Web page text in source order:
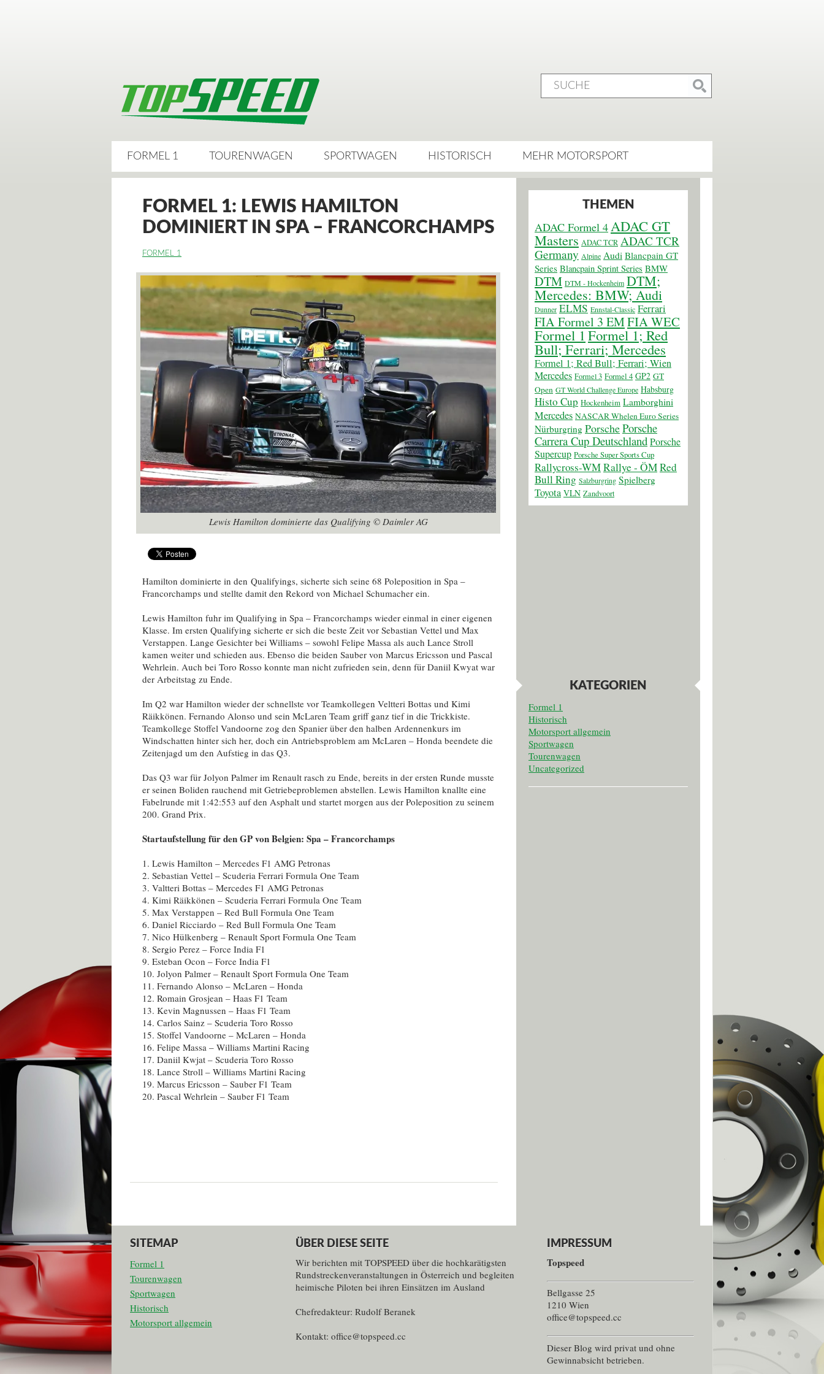
FORMEL 1 TOURENWAGEN SPORTWAGEN HISTORISCH MEHR MOTORSPORT
FORMEL 1: LEWIS HAMILTON
DOMINIERT IN SPA – FRANCORCHAMPS
FORMEL 1
Lewis Hamilton dominierte das Qualifying © Daimler AG
Hamilton dominierte in den Qualifyings, sicherte sich seine 68 Poleposition in Spa –
Francorchamps und stellte damit den Rekord von Michael Schumacher ein.
Lewis Hamilton fuhr im Qualifying in Spa – Francorchamps wieder einmal in einer eigenen
Klasse. Im ersten Qualifying sicherte er sich die beste Zeit vor Sebastian Vettel und Max
Verstappen. Lange Gesichter bei Williams – sowohl Felipe Massa als auch Lance Stroll
kamen weiter und schieden aus. Ebenso die beiden Sauber von Marcus Ericsson und Pascal
Wehrlein. Auch bei Toro Rosso konnte man nicht zufrieden sein, denn für Daniil Kwyat war
der Arbeitstag zu Ende.
Im Q2 war Hamilton wieder der schnellste vor Teamkollegen Veltteri Bottas und Kimi
Räikkönen. Fernando Alonso und sein McLaren Team griff ganz tief in die Trickkiste.
Teamkollege Stoffel Vandoorne zog den Spanier über den halben Ardennenkurs im
Windschatten hinter sich her, doch ein Antriebsproblem am McLaren – Honda beendete die
Zeitenjagd um den Aufstieg in das Q3.
Das Q3 war für Jolyon Palmer im Renault rasch zu Ende, bereits in der ersten Runde musste
er seinen Boliden rauchend mit Getriebeproblemen abstellen. Lewis Hamilton knallte eine
Fabelrunde mit 1:42:553 auf den Asphalt und startet morgen aus der Poleposition zu seinem
200. Grand Prix.
Startaufstellung für den GP von Belgien: Spa – Francorchamps
1. Lewis Hamilton – Mercedes F1 AMG Petronas
2. Sebastian Vettel – Scuderia Ferrari Formula One Team
3. Valtteri Bottas – Mercedes F1 AMG Petronas
4. Kimi Räikkönen – Scuderia Ferrari Formula One Team
5. Max Verstappen – Red Bull Formula One Team
6. Daniel Ricciardo – Red Bull Formula One Team
7. Nico Hülkenberg – Renault Sport Formula One Team
8. Sergio Perez – Force India F1
9. Esteban Ocon – Force India F1
10. Jolyon Palmer – Renault Sport Formula One Team
11. Fernando Alonso – McLaren – Honda
12. Romain Grosjean – Haas F1 Team
13. Kevin Magnussen – Haas F1 Team
14. Carlos Sainz – Scuderia Toro Rosso
15. Stoffel Vandoorne – McLaren – Honda
16. Felipe Massa – Williams Martini Racing
17. Daniil Kwjat – Scuderia Toro Rosso
18. Lance Stroll – Williams Martini Racing
19. Marcus Ericsson – Sauber F1 Team
20. Pascal Wehrlein – Sauber F1 Team
THEMEN
ADAC Formel 4ADAC GT
Masters ADAC TCR ADAC TCR
Germany Alpine Audi Blancpain GT
Series Blancpain Sprint Series BMW
DTM DTM - Hockenheim DTM;
Mercedes: BMW; Audi
Dunner ELMS Ennstal-Classic Ferrari
FIA Formel 3 EMFIA WEC
Formel 1Formel 1; Red
Bull; Ferrari; Mercedes
Formel 1; Red Bull; Ferrari; Wien
Mercedes Formel 3 Formel 4 GP2 GT
Open GT World Challenge Europe Habsburg
Histo Cup Hockenheim Lamborghini
Mercedes NASCAR Whelen Euro Series
Nürburgring PorschePorsche
Carrera Cup DeutschlandPorsche
Supercup Porsche Super Sports Cup
Rallycross-WMRallye - ÖMRed
Bull Ring Salzburgring Spielberg
Toyota VLN Zandvoort
KATEGORIEN
Formel 1
Historisch
Motorsport allgemein
Sportwagen
Tourenwagen
Uncategorized
SITEMAP
Formel 1
Tourenwagen
Sportwagen
Historisch
Motorsport allgemein
ÜBER DIESE SEITE
Wir berichten mit TOPSPEED über die hochkarätigsten
Rundstreckenveranstaltungen in Österreich und begleiten
heimische Piloten bei ihren Einsätzen im Ausland
Chefredakteur: Rudolf Beranek
Kontakt: office@topspeed.cc
IMPRESSUM
Topspeed
Bellgasse 25
1210 Wien
office@topspeed.cc
Dieser Blog wird privat und ohne
Gewinnabsicht betrieben.